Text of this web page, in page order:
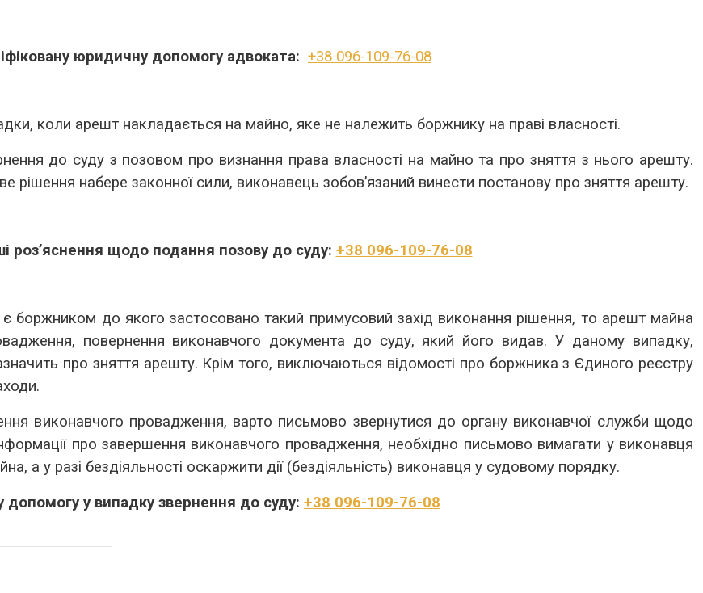
юридичну допомогу адвоката: +38 096-109-76-08
коли арешт накладається на майно, яке не належить боржнику на праві власності.
до суду з позовом про визнання права власності на майно та про зняття з нього арешту.
рішення набере законної сили, виконавець зобов’язаний винести постанову про зняття арешту.
роз’яснення щодо подання позову до суду: +38 096-109-76-08
до якого застосовано такий примусовий захід виконання рішення, то арешт майна
повернення виконавчого документа до суду, який його видав. У даному випадку,
про зняття арешту. Крім того, виключаються відомості про боржника з Єдиного реєстру
виконавчого провадження, варто письмово звернутися до органу виконавчої служби щодо
про завершення виконавчого провадження, необхідно письмово вимагати у виконавця
а у разі бездіяльності оскаржити дії (бездіяльність) виконавця у судовому порядку.
у випадку звернення до суду: +38 096-109-76-08